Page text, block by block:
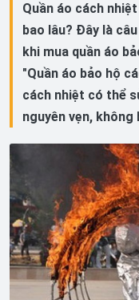
Quần áo cách
bao lâu? Đây là
khi mua quần áo
"Quần áo bảo hộ
cách nhiệt có thể
nguyên vẹn,